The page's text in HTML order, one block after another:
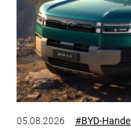
05.08.2026 #BYD-Handel